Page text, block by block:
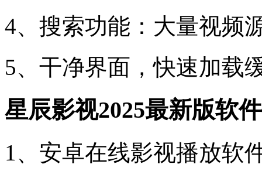
4、搜索功能：大量视频
5、干净界面，快速加载
星辰影视2025最新版软
1、安卓在线影视播放软